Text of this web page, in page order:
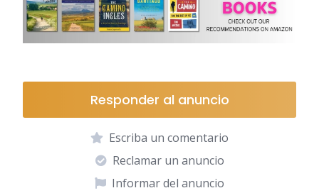
Responder al anuncio
Escriba un comentario
Reclamar un anuncio
Informar del anuncio